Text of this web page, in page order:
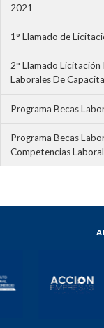
2021
1° Llamado de
2° Llamado Licitación
Laborales De
Programa Becas
Programa Becas
Competencias